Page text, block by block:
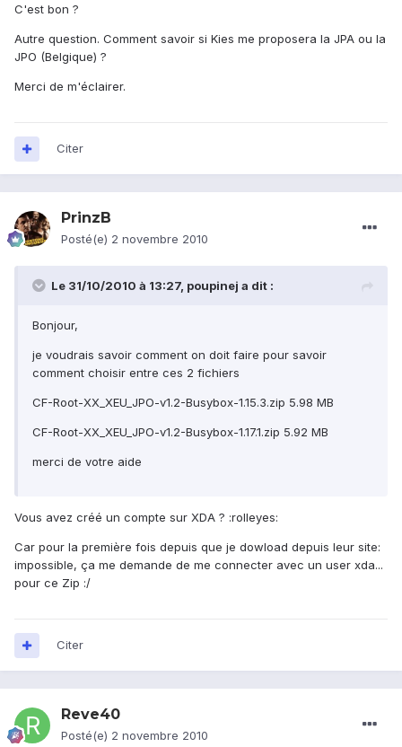
C'est bon ?
Autre question. Comment savoir si Kies me proposera la JPA ou la
JPO (Belgique) ?
Merci de m'éclairer.
Citer
PrinzB
Posté(e) 2 novembre 2010
Le 31/10/2010 à 13:27, poupinej a dit :
Bonjour,
je voudrais savoir comment on doit faire pour savoir
comment choisir entre ces 2 fichiers
CF-Root-XX_XEU_JPO-v1.2-Busybox-1.15.3.zip 5.98 MB
CF-Root-XX_XEU_JPO-v1.2-Busybox-1.17.1.zip 5.92 MB
merci de votre aide
Vous avez créé un compte sur XDA ? :rolleyes:
Car pour la première fois depuis que je dowload depuis leur site:
impossible, ça me demande de me connecter avec un user xda...
pour ce Zip :/
Citer
Reve40
Posté(e) 2 novembre 2010